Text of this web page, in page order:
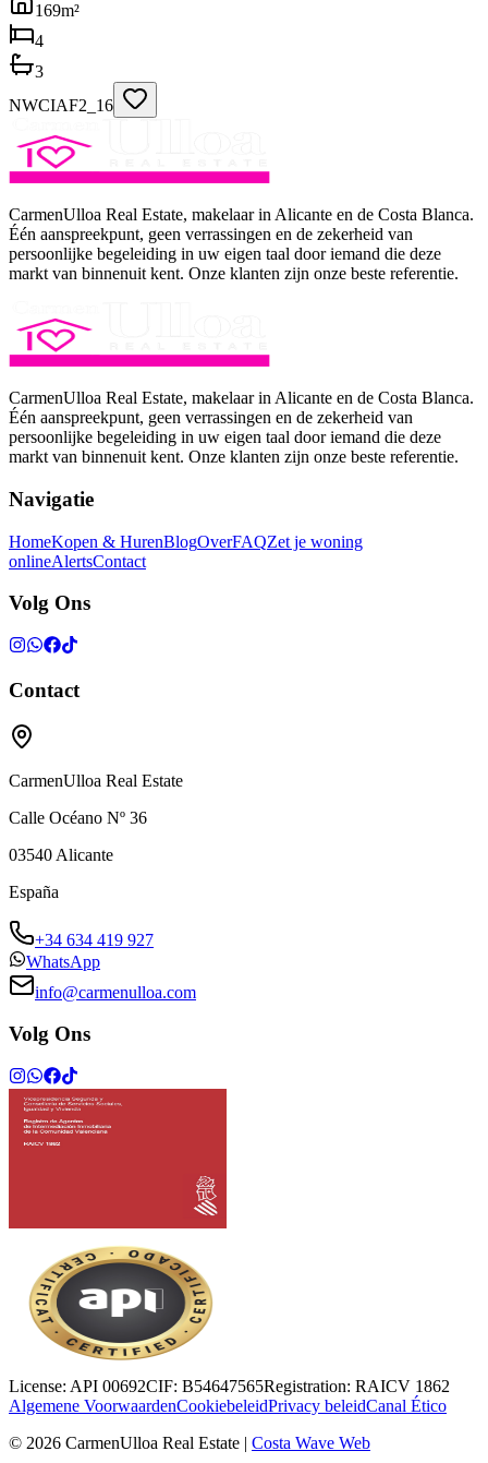
169m²
4
3
NWCIAF2_16
CarmenUlloa Real Estate, makelaar in Alicante en de Costa Blanca.
Één aanspreekpunt, geen verrassingen en de zekerheid van
persoonlijke begeleiding in uw eigen taal door iemand die deze
markt van binnenuit kent. Onze klanten zijn onze beste referentie.
CarmenUlloa Real Estate, makelaar in Alicante en de Costa Blanca.
Één aanspreekpunt, geen verrassingen en de zekerheid van
persoonlijke begeleiding in uw eigen taal door iemand die deze
markt van binnenuit kent. Onze klanten zijn onze beste referentie.
Navigatie
HomeKopen & HurenBlogOverFAQZet je woning
onlineAlertsContact
Volg Ons
Contact
CarmenUlloa Real Estate
Calle Océano Nº 36
03540 Alicante
España
+34 634 419 927
WhatsApp
info@carmenulloa.com
Volg Ons
License: API 00692CIF: B54647565Registration: RAICV 1862
Algemene VoorwaardenCookiebeleidPrivacy beleidCanal Ético
© 2026 CarmenUlloa Real Estate | Costa Wave Web